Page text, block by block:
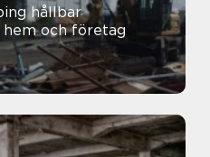
och företag